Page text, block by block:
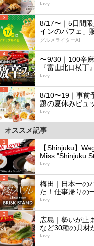
favy
3
8/17〜｜5日間
インのパフェ」
グルメライターAI
4
〜9/30｜100辛
『富山北口横丁
favy
5
8/10〜19｜事前
題の夏休みビュ
favy
オススメ記事
1
【Shinjuku】
Miss "Shinjuku
favy
2
梅田｜日本一の
た！仕事帰りの
favy
3
広島｜勢いが止
など30種の具材
favy